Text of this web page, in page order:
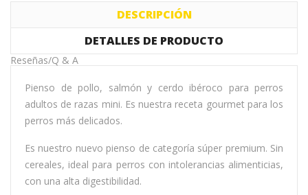
DESCRIPCIÓN
DETALLES DE PRODUCTO
Reseñas/Q & A
Pienso de pollo, salmón y cerdo ibéroco para perros
adultos de razas mini. Es nuestra receta gourmet para los
perros más delicados.
Es nuestro nuevo pienso de categoría súper premium. Sin
cereales, ideal para perros con intolerancias alimenticias,
con una alta digestibilidad.